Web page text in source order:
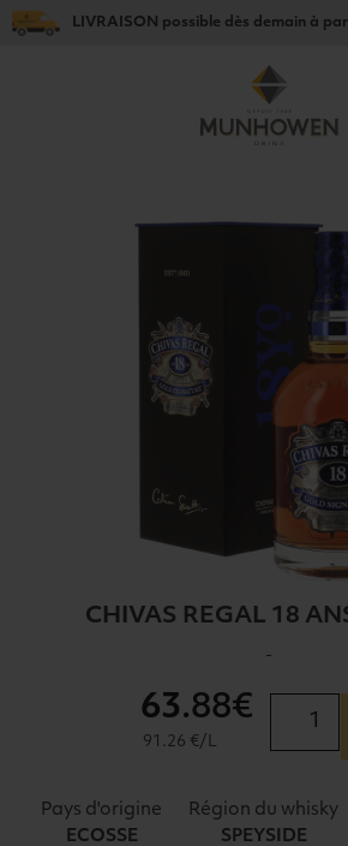
LIVRAISON possible dès demain à
CHIVAS REGAL 18
-
CHIVAS
63.88€
91.26 €/L
Pays d'origine
ECOSSE
Région du whisky
SPEYSIDE